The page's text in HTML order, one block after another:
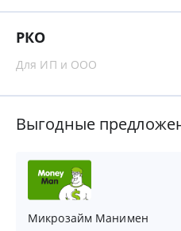
РКО
Для ИП и ООО
Выгодные
Микрозайм Манимен